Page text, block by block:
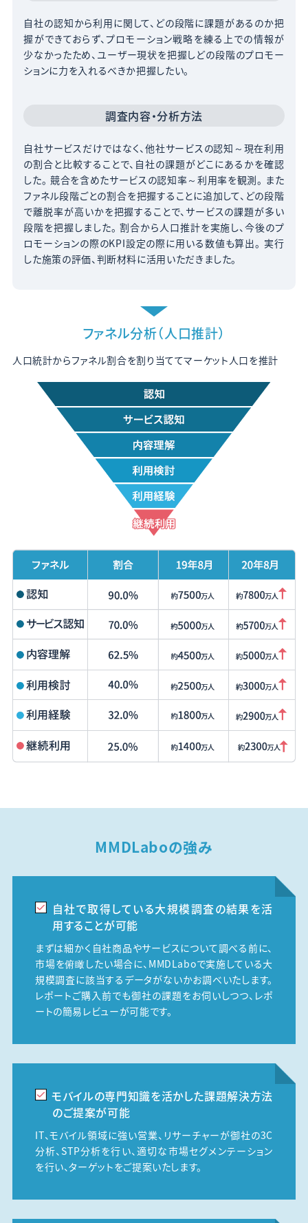
自社の認知から利用に関して、どの段階に課題があるのか把
握ができておらず、プロモーション戦略を練る上での情報が
少なかったため、ユーザー現状を把握しどの段階のプロモー
ションに力を入れるべきか把握したい。
調査内容・分析方法
自社サービスだけではなく、他社サービスの認知～現在利用
の割合と比較することで、自社の課題がどこにあるかを確認
した。 競合を含めたサービスの認知率～利用率を観測。 また
ファネル段階ごとの割合を把握することに追加して、どの段階
で離脱率が高いかを把握することで、サービスの課題が多い
段階を把握しました。 割合から人口推計を実施し、今後のプ
ロモーションの際のKPI設定の際に用いる数値も算出。 実行
した施策の評価、判断材料に活用いただきました。
ファネル分析（人口推計）
人口統計からファネル割合を割り当ててマーケット人口を推計
MMDLaboの強み
自社で取得している大規模調査の結果を活
用することが可能
まずは細かく自社商品やサービスについて調べる前に、
市場を俯瞰したい場合に、MMDLaboで実施している大
規模調査に該当するデータがないかお調べいたします。
レポートご購入前でも御社の課題をお伺いしつつ、レポ
ートの簡易レビューが可能です。
モバイルの専門知識を活かした課題解決方法
のご提案が可能
IT、モバイル領域に強い営業、リサーチャーが御社の3C
分析、STP分析を行い、適切な市場セグメンテーション
を行い、ターゲットをご提案いたします。